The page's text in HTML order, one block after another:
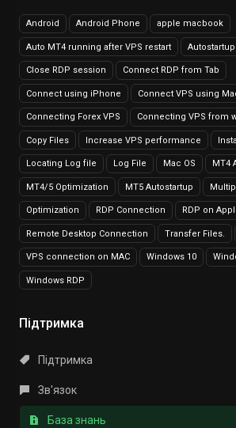
Android Android Phone apple macbook
Auto MT4 running after VPS restart Autostartup
Close RDP session Connect RDP from Tab
Connect using iPhone Connect VPS using
Connecting Forex VPS Connecting VPS from
Copy Files Increase VPS performance
Locating Log file Log File Mac OS MT4
MT4/5 Optimization MT5 Autostartup
Optimization RDP Connection RDP on
Remote Desktop Connection Transfer Files.
VPS connection on MAC Windows 10
Windows RDP
Підтримка
Підтримка
Зв'язок
База знань